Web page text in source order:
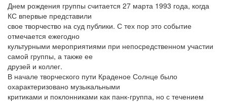
Днем рождения группы считается 27 марта 1993 года, когда
КС впервые представили
свое творчество на суд публики. С тех пор это событие
отмечается ежегодно
культурными мероприятиями при непосредственном участии
самой группы, а также ее
друзей и коллег.
В начале творческого пути Краденое Солнце было
охарактеризовано музыкальными
критиками и поклонниками как панк-группа, но с течением